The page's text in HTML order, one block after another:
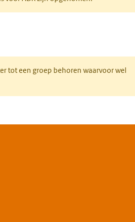
tot een groep behoren waarvoor wel